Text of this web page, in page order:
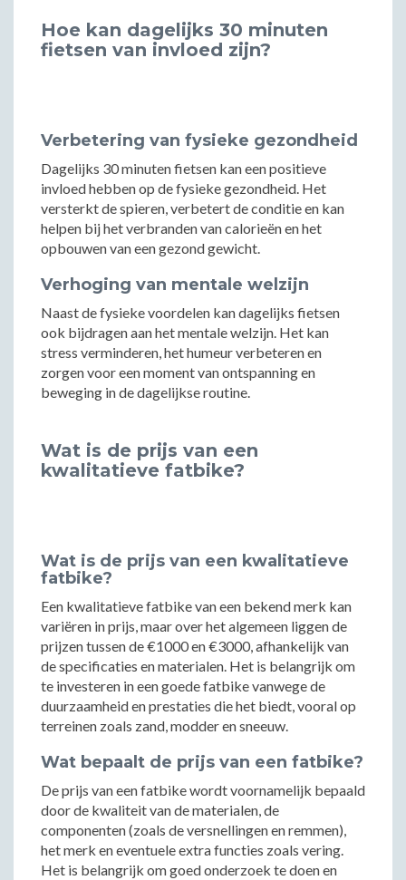
Hoe kan dagelijks 30 minuten
fietsen van invloed zijn?
Verbetering van fysieke gezondheid
Dagelijks 30 minuten fietsen kan een positieve
invloed hebben op de fysieke gezondheid. Het
versterkt de spieren, verbetert de conditie en kan
helpen bij het verbranden van calorieën en het
opbouwen van een gezond gewicht.
Verhoging van mentale welzijn
Naast de fysieke voordelen kan dagelijks fietsen
ook bijdragen aan het mentale welzijn. Het kan
stress verminderen, het humeur verbeteren en
zorgen voor een moment van ontspanning en
beweging in de dagelijkse routine.
Wat is de prijs van een
kwalitatieve fatbike?
Wat is de prijs van een kwalitatieve
fatbike?
Een kwalitatieve fatbike van een bekend merk kan
variëren in prijs, maar over het algemeen liggen de
prijzen tussen de €1000 en €3000, afhankelijk van
de specificaties en materialen. Het is belangrijk om
te investeren in een goede fatbike vanwege de
duurzaamheid en prestaties die het biedt, vooral op
terreinen zoals zand, modder en sneeuw.
Wat bepaalt de prijs van een fatbike?
De prijs van een fatbike wordt voornamelijk bepaald
door de kwaliteit van de materialen, de
componenten (zoals de versnellingen en remmen),
het merk en eventuele extra functies zoals vering.
Het is belangrijk om goed onderzoek te doen en